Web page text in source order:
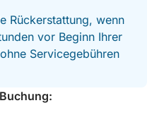
Rückerstattung, wenn
vor Beginn Ihrer
Servicegebühren